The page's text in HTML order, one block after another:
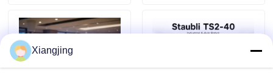
Bitte um ein Angebot
Industrieroboter-Arm
Xiangjing